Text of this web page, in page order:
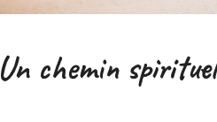
Un chemin spirituel